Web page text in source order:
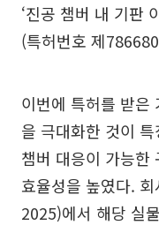
‘진공 챔버 내 기판
(특허번호 제
이번에 특허를 받은
을 극대화한 것이
챔버 대응이 가능한
효율성을 높였다.
2025)에서 해당 실